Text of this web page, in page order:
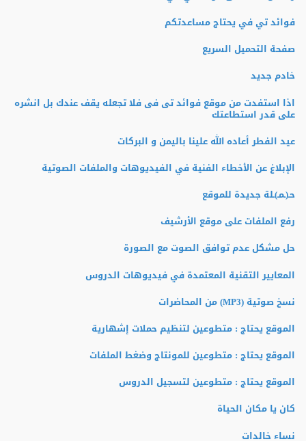
فوائد تي في يحتاج مساعدتكم
صفحة التحميل السريع
خادم جديد
اذا استفدت من موقع فوائد تى فى فلا تجعله يقف عندك بل انشره
على قدر استطاعتك
عيد الفطر أعاده الله علينا باليمن و البركات
الإبلاغ عن الأخطاء الفنية في الفيديوهات والملفات الصوتية
حـ(ـمـ)ـلة جديدة للموقع
رفع الملفات على موقع الأرشيف
حل مشكل عدم توافق الصوت مع الصورة
المعايير التقنية المعتمدة في فيديوهات الدروس
نسخ صوتية (MP3) من المحاضرات
الموقع يحتاج : متطوعين لتنظيم حملات إشهارية
الموقع يحتاج : متطوعين للمونتاج وضغط الملفات
الموقع يحتاج : متطوعين لتسجيل الدروس
كان يا مكان الحياة
نساء خالدات